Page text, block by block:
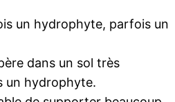
un hydrophyte, parfois un
dans un sol très
un hydrophyte.